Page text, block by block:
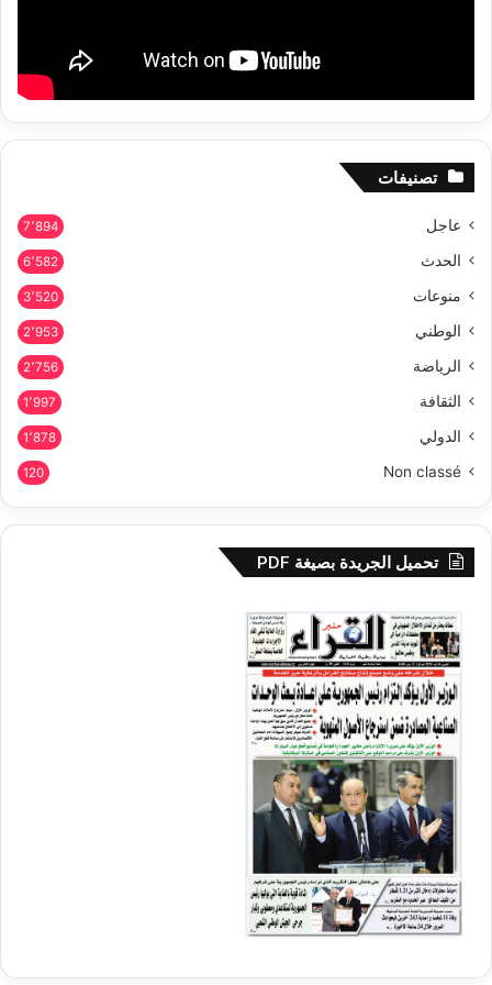
تصنيفات
عاجل 7٬894
الحدث 6٬582
منوعات 3٬520
الوطني 2٬953
الرياضة 2٬756
الثقافة 1٬997
الدولي 1٬878
Non classé
120
تحميل الجريدة بصيغة PDF